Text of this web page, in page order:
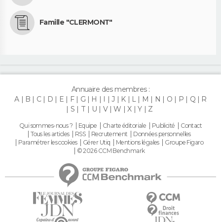
Famille "CLERMONT"
Annuaire des membres :
A
B C D E F G H I J K L M N O P Q
R
S
T U V W X Y Z
Qui sommes-nous ? Equipe Charte éditoriale Publicité
Contact
Tous les articles
RSS Recrutement
Données personnelles
Paramétrer les cookies
Gérer Utiq Mentions légales
Groupe Figaro
© 2026 CCM Benchmark